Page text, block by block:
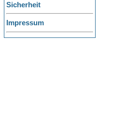
Sicherheit
Impressum